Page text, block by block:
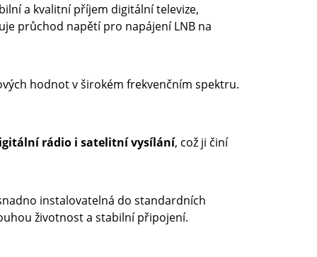
a kvalitní příjem digitální televize,
průchod napětí pro napájení LNB na
hodnot v širokém frekvenčním spektru.
rádio i satelitní vysílání, což ji činí
instalovatelná do standardních
životnost a stabilní připojení.